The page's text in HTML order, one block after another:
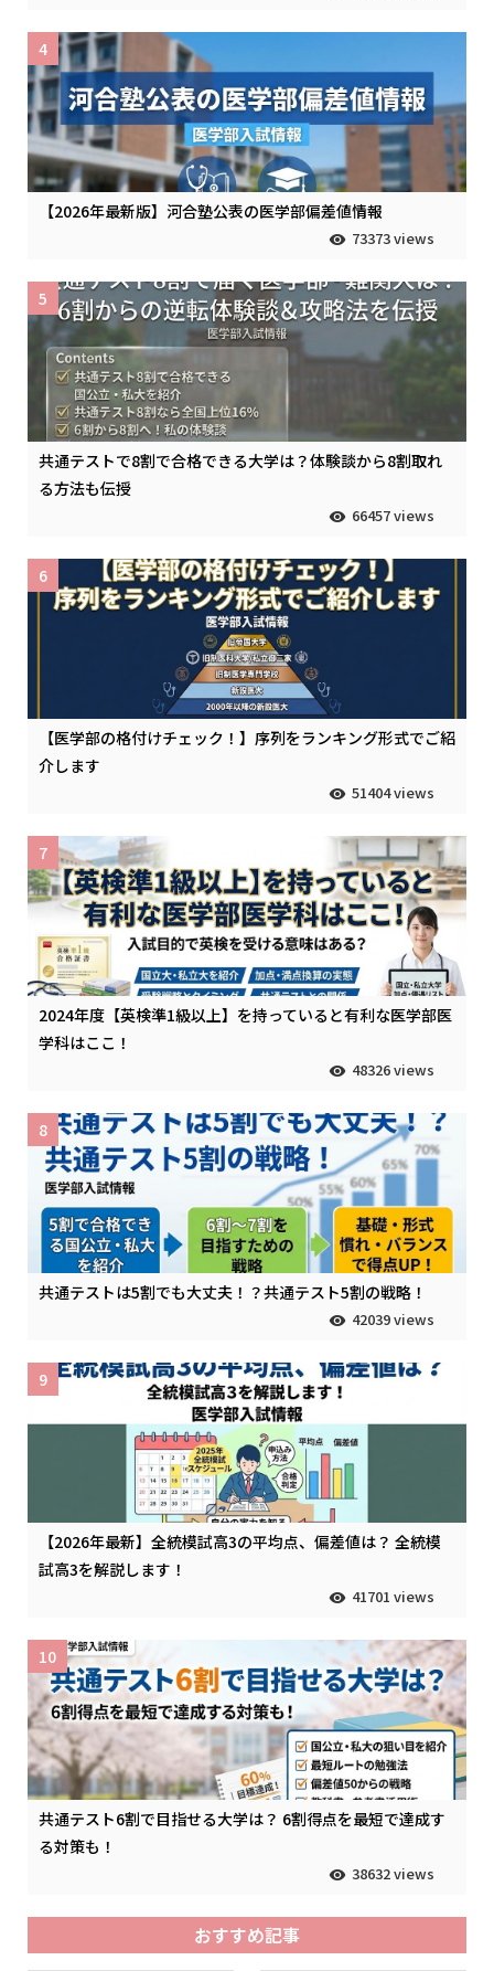
【2026年最新版】河合塾公表の医学部偏差値情報
73373 views
4
共通テストで8割で合格できる大学は？体験談から8割取れ
る方法も伝授
66457 views
5
【医学部の格付けチェック！】序列をランキング形式でご紹
介します
51404 views
6
2024年度【英検準1級以上】を持っていると有利な医学部医
学科はここ！
48326 views
7
共通テストは5割でも大丈夫！？共通テスト5割の戦略！
42039 views
8
【2026年最新】全統模試高3の平均点、偏差値は？ 全統模
試高3を解説します！
41701 views
9
共通テスト6割で目指せる大学は？ 6割得点を最短で達成す
る対策も！
38632 views
10
おすすめ記事